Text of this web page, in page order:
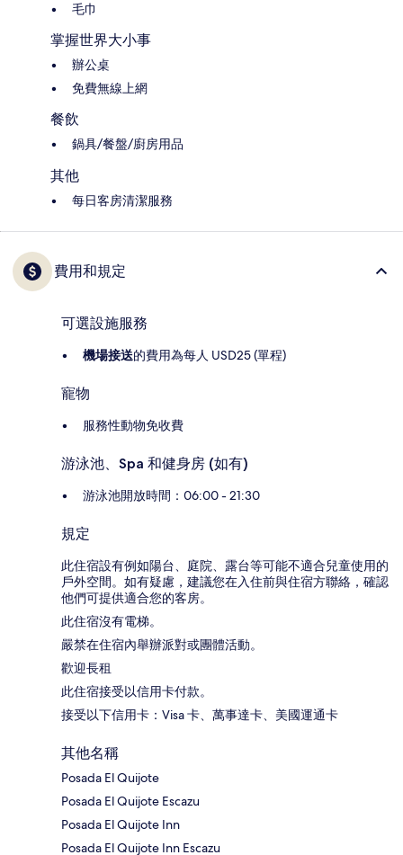
毛巾
掌握世界大小事
辦公桌
免費無線上網
餐飲
鍋具/餐盤/廚房用品
其他
每日客房清潔服務
費用和規定
可選設施服務
機場接送的費用為每人 USD25 (單程)
寵物
服務性動物免收費
游泳池、Spa 和健身房 (如有)
游泳池開放時間：06:00 - 21:30
規定
此住宿設有例如陽台、庭院、露台等可能不適合兒童使用的
戶外空間。如有疑慮，建議您在入住前與住宿方聯絡，確認
他們可提供適合您的客房。
此住宿沒有電梯。
嚴禁在住宿內舉辦派對或團體活動。
歡迎長租
此住宿接受以信用卡付款。
接受以下信用卡：Visa 卡、萬事達卡、美國運通卡
其他名稱
Posada El Quijote
Posada El Quijote Escazu
Posada El Quijote Inn
Posada El Quijote Inn Escazu